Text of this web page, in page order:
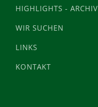
HIGHLIGHTS - ARCHIV
WIR SUCHEN
LINKS
KONTAKT